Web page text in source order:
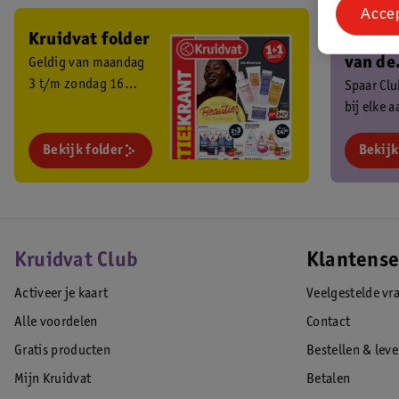
Kruidvat folder
Geldig van maandag
3 t/m zondag 16
Bekijk folder
Ben
van de
Club?
Spaar
bij elke
Kruidvat Club
Activeer je kaart
Alle voordelen
Gratis producten
Mijn Kruidvat
Veelgestelde
Contact
Bestellen &
Betalen